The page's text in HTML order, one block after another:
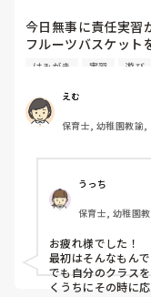
今日無事に責任実習
フルーツバスケット
てしまい、グダグダ
と同じ椅子に座って
バスケットだから
てもその子はずっ
にも、○○ちゃんも
かないと言われて
助言などはなく、
した。今日一日を振
保育士向いてない
明日で実習も終わ
ります。ちゃんとし
はみがき 実習 遊び
えむ
保育士, 幼稚園教諭,
うっち
保育士, 幼稚園
お疲れ様でした！
最初はそんなもん
でも自分のクラス
くうちにその時に